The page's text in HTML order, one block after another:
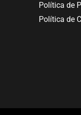
Política de
Política de